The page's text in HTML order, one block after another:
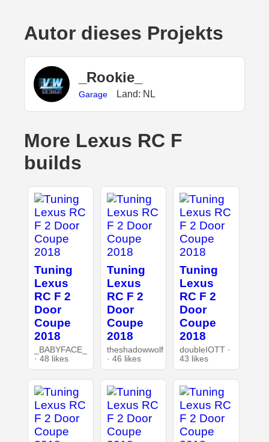
Autor dieses Projekts
_Rookie_
Garage Land: NL
More Lexus RC F
builds
Tuning
Lexus
RC F 2
Door
Coupe
2018
_BABYFACE_
· 48 likes
Tuning
Lexus
RC F 2
Door
Coupe
2018
theshadowwolf
· 46 likes
Tuning
Lexus
RC F 2
Door
Coupe
2018
doubleIOTT ·
43 likes